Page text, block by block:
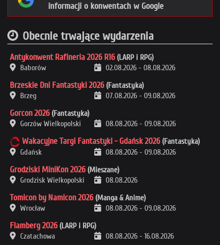
informacji o konwentach w Google
Obecnie trwające wydarzenia
Antykonwent Rafineria 2026 R16 (LARP i RPG)
Baborów
02.08.2026 - 08.08.2026
Brzeskie Dni Fantastyki 2026 (Fantastyka)
Brzeg
07.08.2026 - 09.08.2026
Gorcon 2026 (Fantastyka)
Gorzów Wielkopolski
08.08.2026 - 09.08.2026
Wakacyjne Targi Fantastyki - Gdańsk 2026 (Fantastyka)
Gdańsk
08.08.2026 - 09.08.2026
Grodziski MiniKon 2026 (Mieszane)
Grodzisk Wielkopolski
08.08.2026
Tomicon by Namicon 2026 (Manga & Anime)
Wrocław
08.08.2026 - 09.08.2026
Flamberg 2026 (LARP i RPG)
Czatachowa
08.08.2026 - 16.08.2026